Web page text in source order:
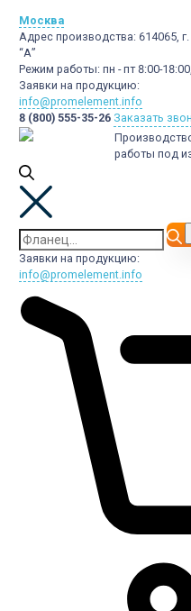
Москва
Адрес производства: 614065,
“А”
Режим работы: пн - пт 8:00-
Заявки на продукцию:
info@promelement.info
8 (800) 555-35-26 Заказать
работы под
Заявки на продукцию:
info@promelement.info